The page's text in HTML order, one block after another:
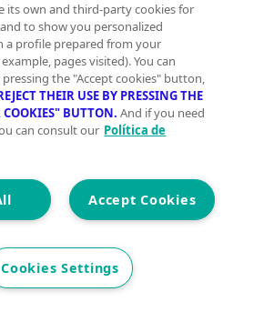
its own and third-party cookies for
to show you personalized
a profile prepared from your
pages visited). You can
the "Accept cookies" button,
THEIR USE BY PRESSING THE
BUTTON. And if you need
can consult our Política de
Accept Cookies
Cookies Settings